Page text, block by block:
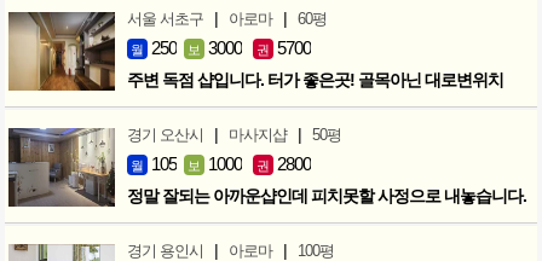
서울 서초구 | 아로마 | 60평
월 250 보 3000 권 5700
주변 독점 샵입니다. 터가 좋은곳! 골목아닌 대로변위치
경기 오산시 | 마사지샵 | 50평
월 105 보 1000 권 2800
정말 잘되는 아까운샵인데 피치못할 사정으로 내놓습니다.
경기 용인시 | 아로마 | 100평